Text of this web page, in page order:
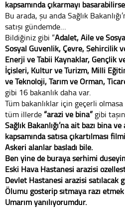
kapsamında çıkarmayı
Bu arada, şu anda Sağlık
satışı gündemde…
Bildiğiniz gibi “Adalet, Aile ve
Sosyal Güvenlik, Çevre, Şehircilik
Enerji ve Tabii Kaynaklar, Gençlik
İçişleri, Kültür ve Turizm, Milli
ve Teknoloji, Tarım ve Orman,
gibi 16 bakanlık daha var.
Tüm bakanlıklar için geçerli
tüm illerde“arazi ve bina” gibi
Sağlık Bakanlığı’na ait bazı bina
kapsamında satışa çıkartılması
Askeri alanlar başladı bile.
Ben yine de buraya şerhimi
Eski Hava Hastanesi arazisi
Devlet Hastanesi arazisi satılacak
Ölümü gösterip sıtmaya razı
Umarım yanılıyorumdur.